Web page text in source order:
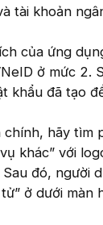
tài khoản
của ứng
ở mức 2.
khẩu đã tạo
chính, hãy tìm
khác” với
đó, người
ở dưới màn